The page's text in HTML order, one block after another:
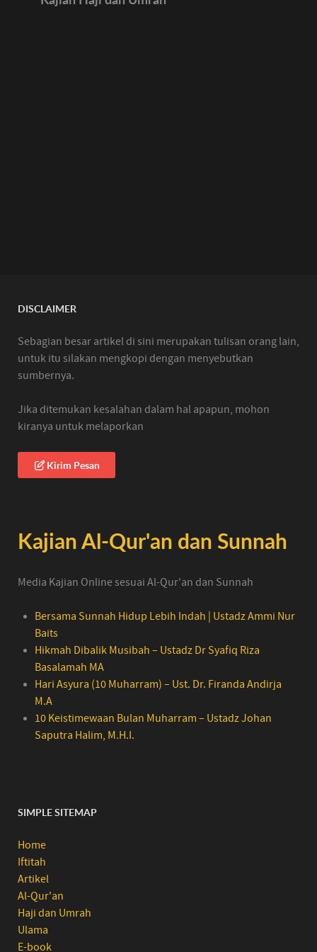
DISCLAIMER
Sebagian besar artikel di sini merupakan tulisan orang lain,
untuk itu silakan mengkopi dengan menyebutkan
sumbernya.
Jika ditemukan kesalahan dalam hal apapun, mohon
kiranya untuk melaporkan
Kirim Pesan
Kajian Al-Qur'an dan Sunnah
Media Kajian Online sesuai Al-Qur'an dan Sunnah
Bersama Sunnah Hidup Lebih Indah | Ustadz Ammi Nur
Baits
Hikmah Dibalik Musibah – Ustadz Dr Syafiq Riza
Basalamah MA
Hari Asyura (10 Muharram) – Ust. Dr. Firanda Andirja
M.A
10 Keistimewaan Bulan Muharram – Ustadz Johan
Saputra Halim, M.H.I.
SIMPLE SITEMAP
Home
Iftitah
Artikel
Al-Qur'an
Haji dan Umrah
Ulama
E-book